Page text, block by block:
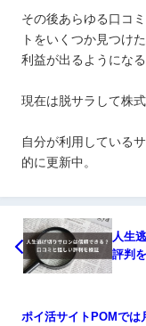
その後あらゆる口コ
トをいくつか見つけ
利益が出るようになる
現在は脱サラして株
自分が利用している
的に更新中。
人生
評判
ポイ活サイトPOMでは